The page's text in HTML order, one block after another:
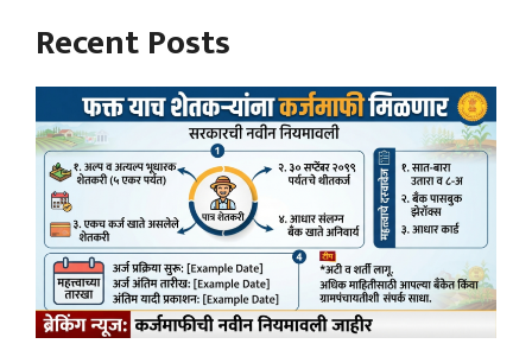
Recent Posts